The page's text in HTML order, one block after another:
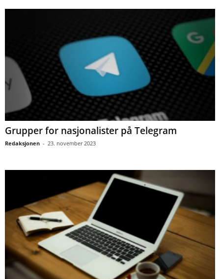
Grupper for nasjonalister på Telegram
Redaksjonen - 23. november 2023